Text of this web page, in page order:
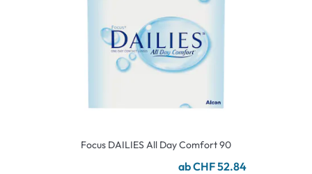
Focus DAILIES All Day Comfort 90
ab CHF 52.84